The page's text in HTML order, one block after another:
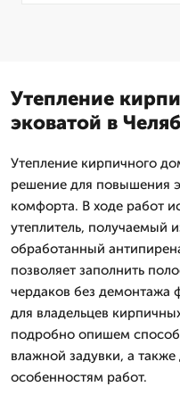
Утепление
эковатой в
Утепление кирпичного
решение для повышения
комфорта. В ходе работ
утеплитель, получаемый
обработанный
позволяет заполнить
чердаков без демонтажа
для владельцев
подробно опишем
влажной задувки, а
особенностям работ.